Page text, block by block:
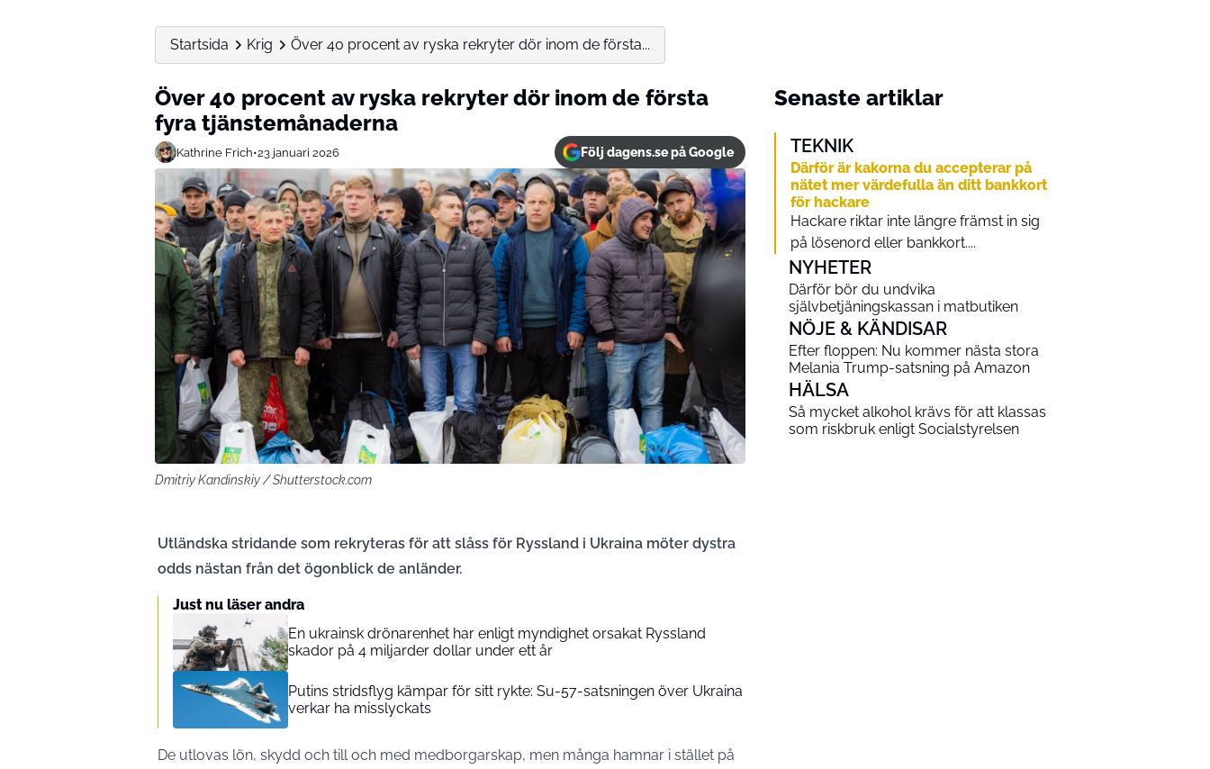
Startsida Krig Över 40 procent av ryska rekryter dör inom de första...
Över 40 procent av ryska rekryter dör inom de första
fyra tjänstemånaderna
Kathrine Frich•23 januari 2026 Följ dagens.se på Google
Dmitriy Kandinskiy / Shutterstock.com
Utländska stridande som rekryteras för att slåss för Ryssland i Ukraina möter dystra
odds nästan från det ögonblick de anländer.
Just nu läser andra
En ukrainsk drönarenhet har enligt myndighet orsakat Ryssland
skador på 4 miljarder dollar under ett år
Putins stridsflyg kämpar för sitt rykte: Su-57-satsningen över Ukraina
verkar ha misslyckats
De utlovas lön, skydd och till och med medborgarskap, men många hamnar i stället på
Senaste artiklar
TEKNIK
Därför är kakorna du accepterar på
nätet mer värdefulla än ditt bankkort
för hackare
Hackare riktar inte längre främst in sig
på lösenord eller bankkort....
NYHETER
Därför bör du undvika
självbetjäningskassan i matbutiken
NÖJE & KÄNDISAR
Efter floppen: Nu kommer nästa stora
Melania Trump-satsning på Amazon
HÄLSA
Så mycket alkohol krävs för att klassas
som riskbruk enligt Socialstyrelsen